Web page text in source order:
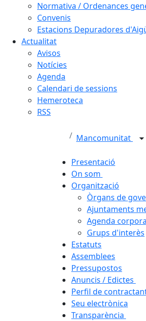
Normativa / Ordenances
Convenis
Estacions Depuradores
Actualitat
Avisos
Notícies
Agenda
Calendari de sessions
Hemeroteca
RSS
Mancomunitat
Presentació
On som
Organització
Òrgans de
Ajuntaments
Agenda
Grups d'interès
Estatuts
Assemblees
Pressupostos
Anuncis / Edictes
Perfil de
Seu electrònica
Transparència